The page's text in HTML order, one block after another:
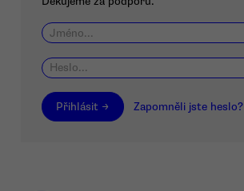
Přihlásit → Zapomněli jste heslo?